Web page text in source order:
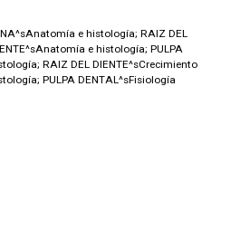
e histología; RAIZ DEL
e histología; PULPA
RAIZ DEL DIENTE^sCrecimiento
PULPA DENTAL^sFisiología